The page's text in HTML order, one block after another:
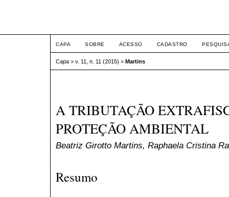
CAPA SOBRE ACESSO CADASTRO
Capa > v. 11, n. 11 (2015) > Martins
A TRIBUTAÇÃO
PROTEÇÃO AMBIENTAL
Beatriz Girotto Martins, Raphaela Cristina
Resumo